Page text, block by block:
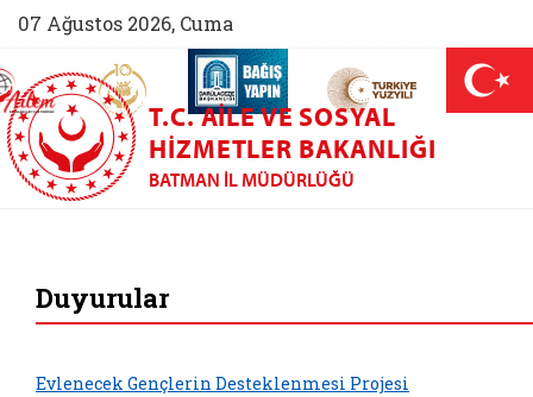
07 Ağustos 2026, Cuma
(yeni sekmede açılır)
AİLEM İletişim Merkezi (yeni sekmede açılır)
Aile ve Nüfus On Yılı (yeni sekmede açılır)
Darülaceze bağış sayfası (yeni
T.C. AILE VE SOSYAL
HIZMETLER BAKANLIĞI
BATMAN İL MÜDÜRLÜĞÜ
Duyurular
Evlenecek Gençlerin Desteklenmesi Projesi